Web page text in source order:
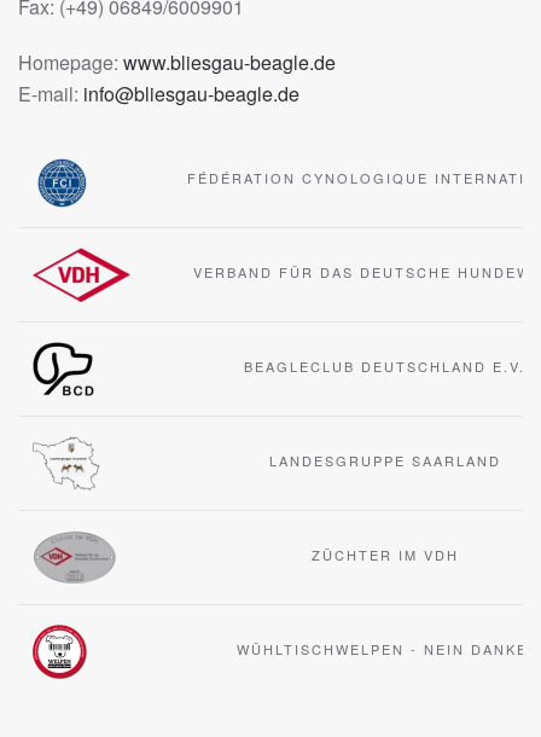
Fax: (+49) 06849/6009901
Homepage: www.bliesgau-beagle.de
E-mail: info@bliesgau-beagle.de
FÉDÉRATION CYNOLOGIQUE
VERBAND FÜR DAS DEUTSCHE
BEAGLECLUB DEUTSCHLAND E.V.
LANDESGRUPPE SAARLAND
ZÜCHTER IM VDH
WÜHLTISCHWELPEN - NEIN DANKE!